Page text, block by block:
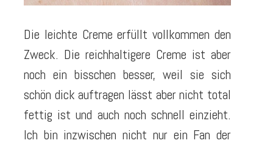
Die leichte Creme erfüllt vollkommen den
Zweck. Die reichhaltigere Creme ist aber
noch ein bisschen besser, weil sie sich
schön dick auftragen lässt aber nicht total
fettig ist und auch noch schnell einzieht.
Ich bin inzwischen nicht nur ein Fan der